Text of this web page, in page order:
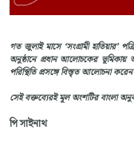
গত জুলাই মাসে ‘সংগ্রামী
অনুষ্ঠানে প্রধান আলোচকের ভূমিকায়
পরিস্থিতি প্রসঙ্গে বিস্তৃত আলোচনা করেন
সেই বক্তব্যেরই মূল অংশটির বাংলা
পি সাইনাথ